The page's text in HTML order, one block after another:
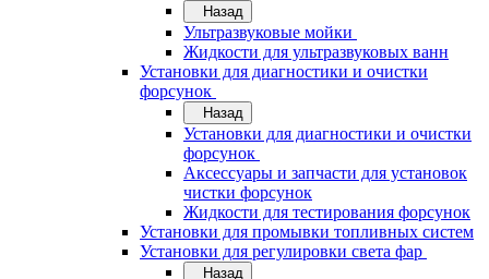
Назад
Ультразвуковые мойки
Жидкости для ультразвуковых ванн
Установки для диагностики и очистки
форсунок
Назад
Установки для диагностики и очистки
форсунок
Аксессуары и запчасти для установок
чистки форсунок
Жидкости для тестирования форсунок
Установки для промывки топливных систем
Установки для регулировки света фар
Назад